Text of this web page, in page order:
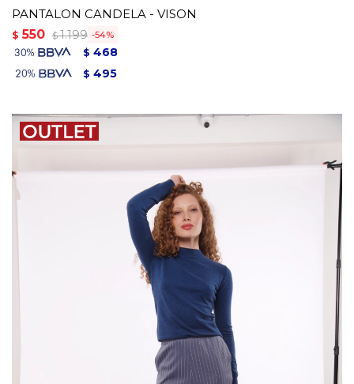
PANTALON CANDELA - VISON
$ 550 $ 1.199 54
$ 468
$ 495